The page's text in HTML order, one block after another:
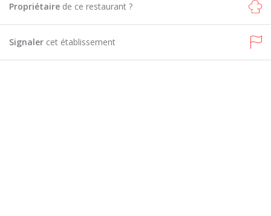
Propriétaire de ce restaurant ?
Signaler cet établissement